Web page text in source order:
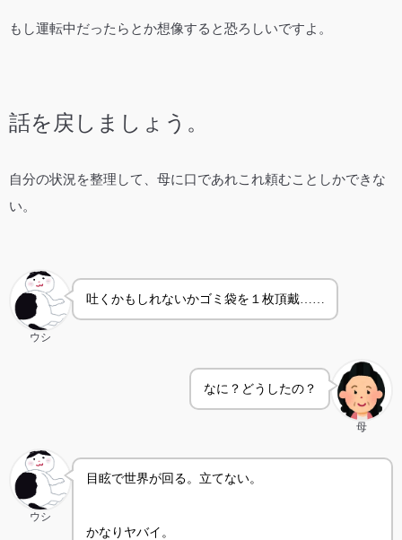
もし運転中だったらとか想像すると恐ろしいですよ。
話を戻しましょう。
自分の状況を整理して、母に口であれこれ頼むことしかできな
い。
ウシ
吐くかもしれないかゴミ袋を１枚頂戴……
母
なに？どうしたの？
ウシ
目眩で世界が回る。立てない。
かなりヤバイ。